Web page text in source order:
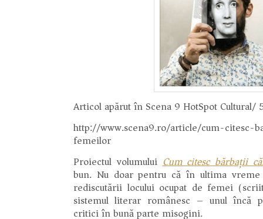
Articol apărut în Scena 9 HotSpot Cultural/
http://www.scena9.ro/article/cum-citesc-
femeilor
Proiectul volumuluiCum citesc bărbații
bun. Nu doar pentru că în ultima
rediscutării locului ocupat de femei
sistemul literar românesc – unul încă
critici în bună parte misogini.